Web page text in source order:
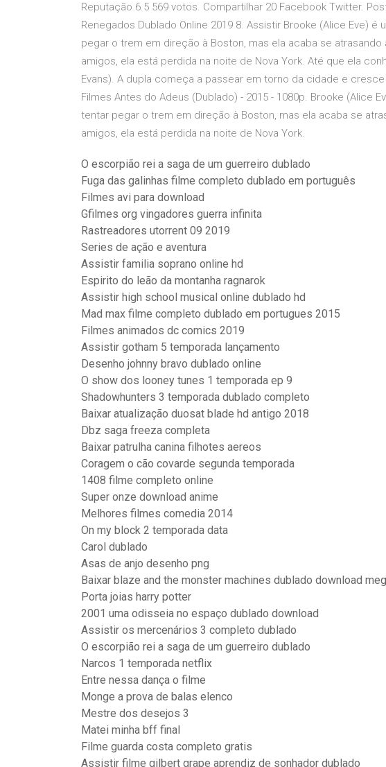
Reputação 6.5 569 votos. Compartilhar 20 Facebook Twitter.
Renegados Dublado Online 2019 8. Assistir Brooke (Alice Eve)
pegar o trem em direção à Boston, mas ela acaba se
amigos, ela está perdida na noite de Nova York. Até que ela
Evans). A dupla começa a passear em torno da cidade e
Filmes Antes do Adeus (Dublado) - 2015 - 1080p. Brooke (Alice
tentar pegar o trem em direção à Boston, mas ela acaba se
amigos, ela está perdida na noite de Nova York.
O escorpião rei a saga de um guerreiro dublado
Fuga das galinhas filme completo dublado em português
Filmes avi para download
Gfilmes org vingadores guerra infinita
Rastreadores utorrent 09 2019
Series de ação e aventura
Assistir familia soprano online hd
Espirito do leão da montanha ragnarok
Assistir high school musical online dublado hd
Mad max filme completo dublado em portugues 2015
Filmes animados dc comics 2019
Assistir gotham 5 temporada lançamento
Desenho johnny bravo dublado online
O show dos looney tunes 1 temporada ep 9
Shadowhunters 3 temporada dublado completo
Baixar atualização duosat blade hd antigo 2018
Dbz saga freeza completa
Baixar patrulha canina filhotes aereos
Coragem o cão covarde segunda temporada
1408 filme completo online
Super onze download anime
Melhores filmes comedia 2014
On my block 2 temporada data
Carol dublado
Asas de anjo desenho png
Baixar blaze and the monster machines dublado download
Porta joias harry potter
2001 uma odisseia no espaço dublado download
Assistir os mercenários 3 completo dublado
O escorpião rei a saga de um guerreiro dublado
Narcos 1 temporada netflix
Entre nessa dança o filme
Monge a prova de balas elenco
Mestre dos desejos 3
Matei minha bff final
Filme guarda costa completo gratis
Assistir filme gilbert grape aprendiz de sonhador dublado